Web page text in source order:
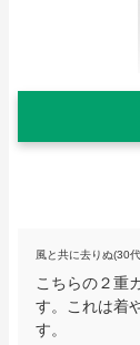
風と共に去りぬ(30
こちらの２重
す。これは着
す。